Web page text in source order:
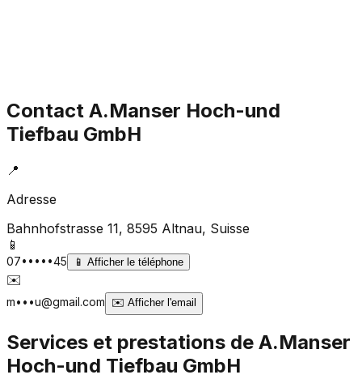
Contact A.Manser Hoch-und
Tiefbau GmbH
📍
Adresse
Bahnhofstrasse 11, 8595 Altnau, Suisse
📱
07•••••45 📱 Afficher le téléphone
✉️
m•••u@gmail.com ✉️ Afficher l'email
Services et prestations de A.Manser
Hoch-und Tiefbau GmbH